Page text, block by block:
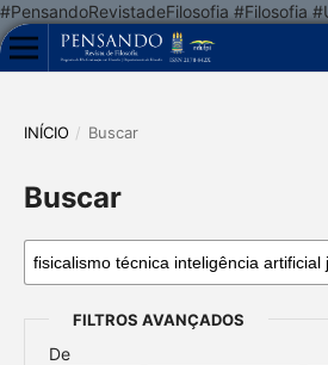
#PensandoRevistadeFilosofia #Filosofia
INÍCIO / Buscar
Buscar
FILTROS AVANÇADOS
De